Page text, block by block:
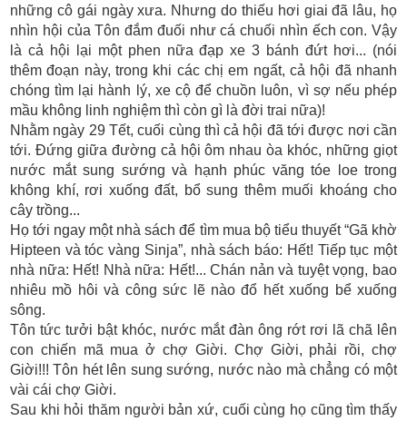
những cô gái ngày xưa. Nhưng do thiếu hơi giai đã lâu, họ
nhìn hội của Tôn đắm đuối như cá chuối nhìn ếch con. Vậy
là cả hội lại một phen nữa đạp xe 3 bánh đứt hơi... (nói
thêm đoạn này, trong khi các chị em ngất, cả hội đã nhanh
chóng tìm lại hành lý, xe cộ để chuồn luôn, vì sợ nếu phép
mầu không linh nghiệm thì còn gì là đời trai nữa)!
Nhằm ngày 29 Tết, cuối cùng thì cả hội đã tới được nơi cần
tới. Đứng giữa đường cả hội ôm nhau òa khóc, những giọt
nước mắt sung sướng và hạnh phúc văng tóe loe trong
không khí, rơi xuống đất, bổ sung thêm muối khoáng cho
cây trồng...
Họ tới ngay một nhà sách để tìm mua bộ tiểu thuyết “Gã khờ
Hipteen và tóc vàng Sinja”, nhà sách báo: Hết! Tiếp tục một
nhà nữa: Hết! Nhà nữa: Hết!... Chán nản và tuyệt vọng, bao
nhiêu mồ hôi và công sức lẽ nào đổ hết xuống bể xuống
sông.
Tôn tức tưởi bật khóc, nước mắt đàn ông rớt rơi lã chã lên
con chiến mã mua ở chợ Giời. Chợ Giời, phải rồi, chợ
Giời!!! Tôn hét lên sung sướng, nước nào mà chẳng có một
vài cái chợ Giời.
Sau khi hỏi thăm người bản xứ, cuối cùng họ cũng tìm thấy